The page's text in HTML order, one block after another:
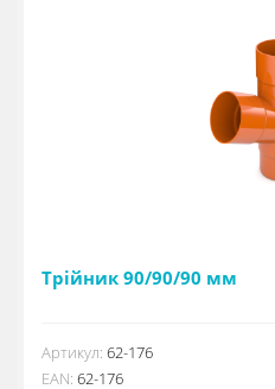
Трійник 90/90/90 мм
Артикул: 62-176
EAN: 62-176